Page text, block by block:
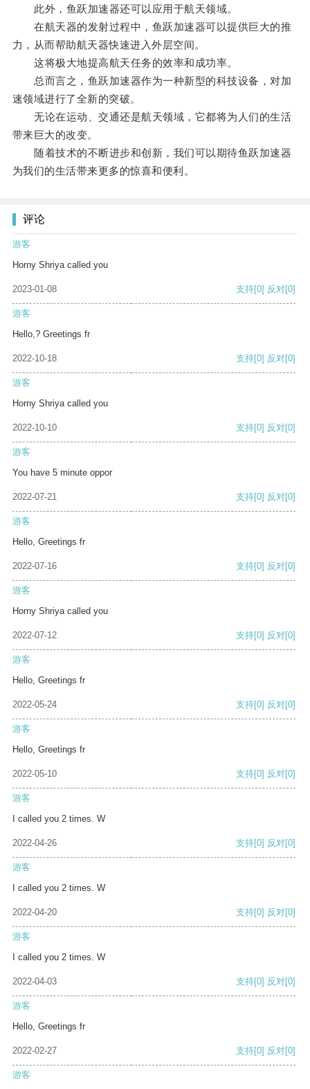
此外，鱼跃加速器还可以应用于航天领域。
在航天器的发射过程中，鱼跃加速器可以提供巨大的推
力，从而帮助航天器快速进入外层空间。
这将极大地提高航天任务的效率和成功率。
总而言之，鱼跃加速器作为一种新型的科技设备，对加
速领域进行了全新的突破。
无论在运动、交通还是航天领域，它都将为人们的生活
带来巨大的改变。
随着技术的不断进步和创新，我们可以期待鱼跃加速器
为我们的生活带来更多的惊喜和便利。
评论
游客
Horny Shriya called you
2023-01-08 支持[0] 反对[0]
游客
Hello,? Greetings fr
2022-10-18 支持[0] 反对[0]
游客
Horny Shriya called you
2022-10-10 支持[0] 反对[0]
游客
You have 5 minute oppor
2022-07-21 支持[0] 反对[0]
游客
Hello, Greetings fr
2022-07-16 支持[0] 反对[0]
游客
Horny Shriya called you
2022-07-12 支持[0] 反对[0]
游客
Hello, Greetings fr
2022-05-24 支持[0] 反对[0]
游客
Hello, Greetings fr
2022-05-10 支持[0] 反对[0]
游客
I called you 2 times. W
2022-04-26 支持[0] 反对[0]
游客
I called you 2 times. W
2022-04-20 支持[0] 反对[0]
游客
I called you 2 times. W
2022-04-03 支持[0] 反对[0]
游客
Hello, Greetings fr
2022-02-27 支持[0] 反对[0]
游客